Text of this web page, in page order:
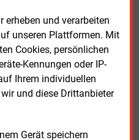
erheben und verarbeiten
unseren Plattformen. Mit
Cookies, persönlichen
Kennungen oder IP-
Ihrem individuellen
und diese Drittanbieter
Gerät speichern
redaktionellen Beitrag für